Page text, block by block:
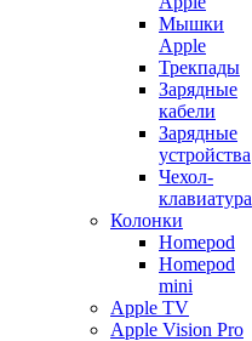
Мышки
Apple
Трекпады
Зарядные
кабели
Зарядные
устройства
Чехол-
клавиатура
Колонки
Homepod
Homepod
mini
Apple TV
Apple Vision Pro